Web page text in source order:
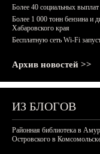
Более 40 социальных
Более 1 000 тонн бензина и
Хабаровского края
Бесплатную сеть Wi-Fi
Архив новостей >>
ИЗ БЛОГОВ
Районная библиотека в
Островского в